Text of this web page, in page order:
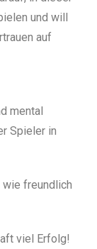
und will
auf
mental
Spieler in
wie freundlich
viel Erfolg!